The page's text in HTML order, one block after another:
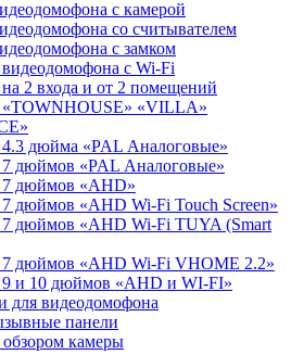
с камерой
со считывателем
c замком
с Wi-Fi
2 входа и от 2 помещений
«VILLA»
дюйма «PAL Аналоговые»
дюймов «PAL Аналоговые»
дюймов «AHD»
дюймов «AHD Wi-Fi Touch Screen»
дюймов «AHD Wi-Fi TUYA (Smart
дюймов «AHD Wi-Fi VHOME 2.2»
и 10 дюймов «AHD и WI-FI»
для видеодомофона
панели
камеры